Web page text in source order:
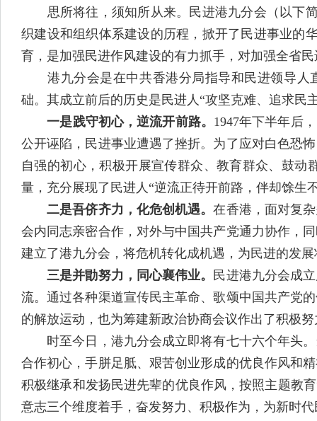
思所将往，须知所从来。民进港九分会（以下简
织建设和组织体系建设的历程，掀开了民进事业的
育，是加强民进作风建设的有力抓手，对加强全省
港九分会是在中共香港分局指导和民进领导人
础。其成立前后的历史是民进人“攻坚克难、追求民
一是践守初心，逆流开前路。 1947年下半年后
公开诬陷，民进事业遭遇了挫折。为了应对白色恐
自强的初心，积极开展宣传群众、教育群众、鼓
量，充分展现了民进人“逆流正待开前路，伴却馀生
二是吾侪齐力，化危创机遇。在香港，面对复
会内同志亲密合作，对外与中国共产党通力协作，
建立了港九分会，将危机转化成机遇，为民进的发
三是并勖努力，同心襄伟业。 民进港九分会成
流。通过各种渠道宣传民主革命、歌颂中国共产党
的解放运动，也为筹建新政治协商会议作出了积极努
时至今日，港九分会成立即将有七十六个年头。
合作初心，手胼足胝、艰苦创业形成的优良作风和
积极继承和发扬民进先辈的优良作风，按照主题教
意志三个维度着手，奋发努力、积极作为，为新时